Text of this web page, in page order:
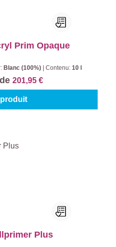
Prim Opaque
Blanc (100%) Contenu: 10 l
201,95 €
Plus